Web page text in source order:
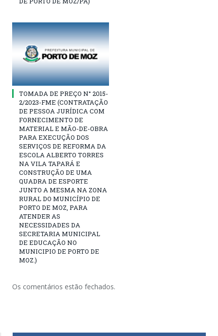
TOMADA DE PREÇO N° 2015-
2/2023-FME (CONTRATAÇÃO
DE PESSOA JURÍDICA COM
FORNECIMENTO DE
MATERIAL E MÃO-DE-OBRA
PARA EXECUÇÃO DOS
SERVIÇOS DE REFORMA DA
ESCOLA ALBERTO TORRES
NA VILA TAPARÁ E
CONSTRUÇÃO DE UMA
QUADRA DE ESPORTE
JUNTO A MESMA NA ZONA
RURAL DO MUNICÍPIO DE
PORTO DE MOZ, PARA
ATENDER AS
NECESSIDADES DA
SECRETARIA MUNICIPAL
DE EDUCAÇÃO NO
MUNICIPIO DE PORTO DE
MOZ.)
Os comentários estão fechados.